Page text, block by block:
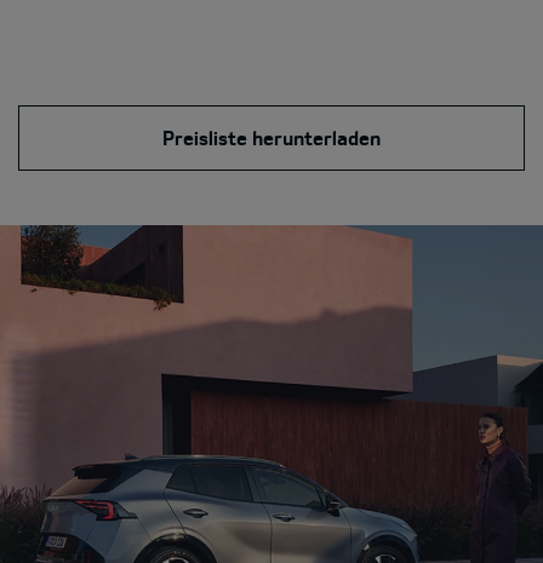
Preisliste herunterladen